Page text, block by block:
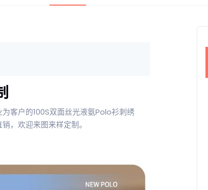
客户的100S双面丝光液氨Polo衫刺绣
，欢迎来图来样定制。